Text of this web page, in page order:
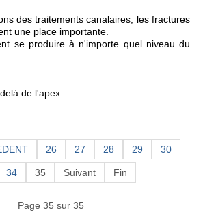
des traitements canalaires, les fractures
une place importante.
se produire à n'importe quel niveau du
de l'apex.
26 27 28 29 30
34 35 Suivant Fin
Page 35 sur 35